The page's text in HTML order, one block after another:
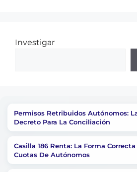
Investigar
Permisos Retribuidos Autónomos:
Decreto Para La Conciliación
Casilla 186 Renta: La Forma
Cuotas De Autónomos